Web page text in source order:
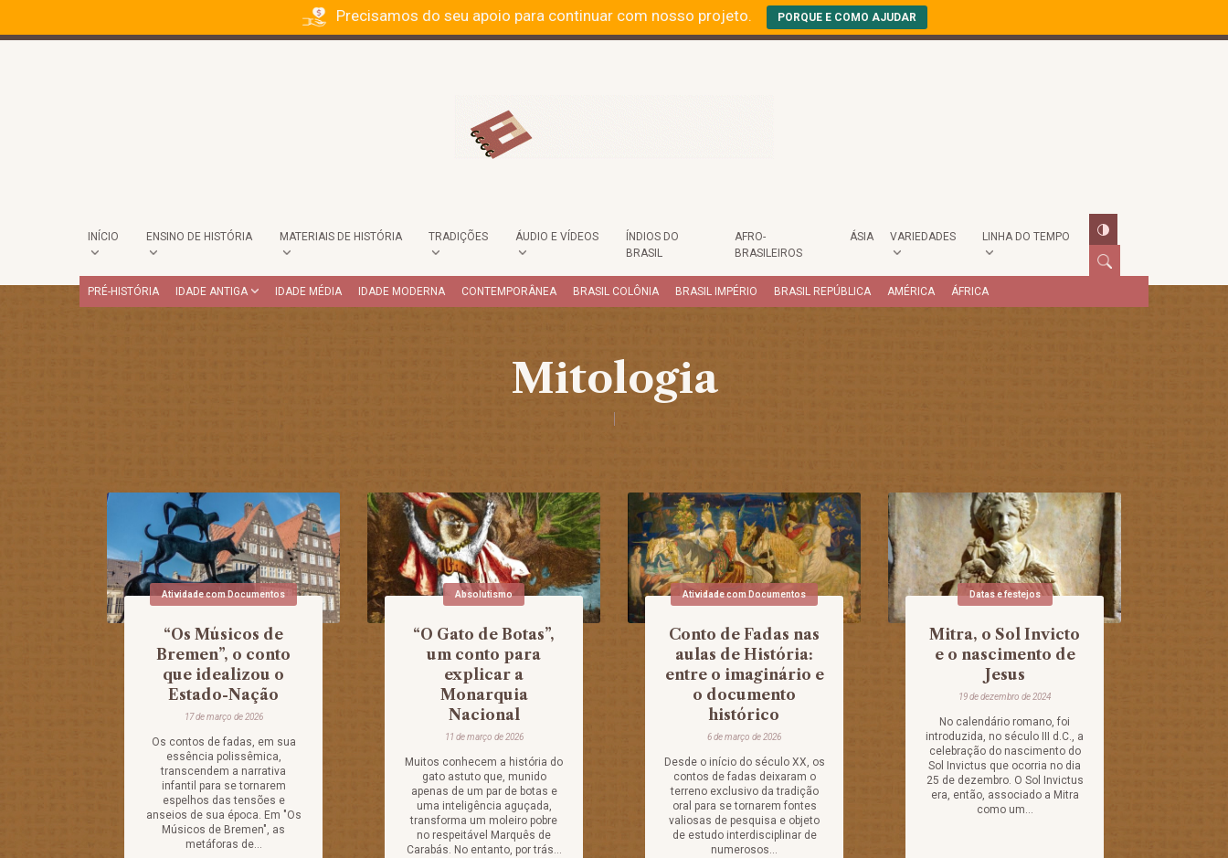
Precisamos do seu apoio para continuar com nosso projeto. PORQUE E COMO AJUDAR
INÍCIO ENSINO DE HISTÓRIA MATERIAIS DE HISTÓRIA TRADIÇÕES ÁUDIO E VÍDEOS
ÍNDIOS DO
BRASIL
AFRO-
BRASILEIROS
ÁSIA VARIEDADES LINHA DO TEMPO
PRÉ-HISTÓRIA IDADE ANTIGA IDADE MÉDIA IDADE MODERNA CONTEMPORÂNEA BRASIL COLÔNIA BRASIL IMPÉRIO BRASIL REPÚBLICA AMÉRICA ÁFRICA
Mitologia
Atividade com Documentos
“Os Músicos de
Bremen”, o conto
que idealizou o
Estado-Nação
17 de março de 2026
Os contos de fadas, em sua
essência polissêmica,
transcendem a narrativa
infantil para se tornarem
espelhos das tensões e
anseios de sua época. Em "Os
Músicos de Bremen", as
metáforas de...
Absolutismo
“O Gato de Botas”,
um conto para
explicar a
Monarquia
Nacional
11 de março de 2026
Muitos conhecem a história do
gato astuto que, munido
apenas de um par de botas e
uma inteligência aguçada,
transforma um moleiro pobre
no respeitável Marquês de
Carabás. No entanto, por trás...
Atividade com Documentos
Conto de Fadas nas
aulas de História:
entre o imaginário e
o documento
histórico
6 de março de 2026
Desde o início do século XX, os
contos de fadas deixaram o
terreno exclusivo da tradição
oral para se tornarem fontes
valiosas de pesquisa e objeto
de estudo interdisciplinar de
numerosos...
Datas e festejos
Mitra, o Sol Invicto
e o nascimento de
Jesus
19 de dezembro de 2024
No calendário romano, foi
introduzida, no século III d.C., a
celebração do nascimento do
Sol Invictus que ocorria no dia
25 de dezembro. O Sol Invictus
era, então, associado a Mitra
como um...